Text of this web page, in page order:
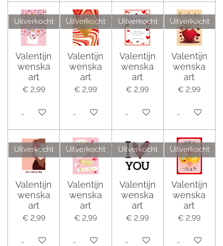
Uitverkocht
Valentijn
wenska
art
€ 2,99
Houd mij op de hoogte
Uitverkocht
Valentijn
wenska
art
€ 2,99
Houd mij op de hoogte
Uitverkocht
Valentijn
wenska
art
€ 2,99
Houd mij op de hoogte
Uitverkocht
Valentijn
wenska
art
€ 2,99
Houd mij op
Uitverkocht
Valentijn
wenska
art
€ 2,99
Houd mij op de hoogte
Uitverkocht
Valentijn
wenska
art
€ 2,99
Houd mij op de hoogte
Uitverkocht
Valentijn
wenska
art
€ 2,99
Houd mij op de hoogte
Uitverkocht
Valentijn
wenska
art
€ 2,99
Houd mij op